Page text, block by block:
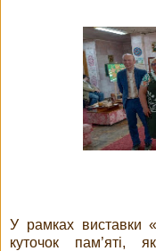
У рамках виставки
куточок пам’яті,